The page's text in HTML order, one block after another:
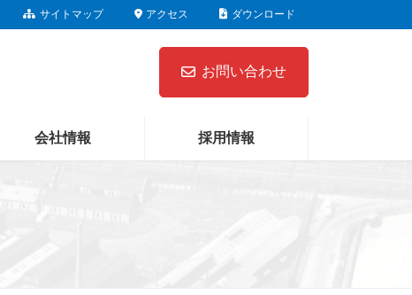
サイトマップ アクセス ダウンロード
お問い合わせ
会社情報 採用情報